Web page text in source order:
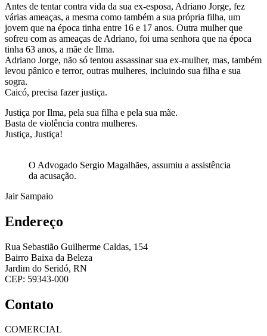
Antes de tentar contra vida da sua ex-esposa, Adriano Jorge, fez
várias ameaças, a mesma como também a sua própria filha, um
jovem que na época tinha entre 16 e 17 anos. Outra mulher que
sofreu com as ameaças de Adriano, foi uma senhora que na época
tinha 63 anos, a mãe de Ilma.
Adriano Jorge, não só tentou assassinar sua ex-mulher, mas, também
levou pânico e terror, outras mulheres, incluindo sua filha e sua
sogra.
Caicó, precisa fazer justiça.
Justiça por Ilma, pela sua filha e pela sua mãe.
Basta de violência contra mulheres.
Justiça, Justiça!
O Advogado Sergio Magalhães, assumiu a assistência
da acusação.
Jair Sampaio
Endereço
Rua Sebastião Guilherme Caldas, 154
Bairro Baixa da Beleza
Jardim do Seridó, RN
CEP: 59343-000
Contato
COMERCIAL